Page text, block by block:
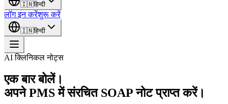
🇮🇳हिन्दी
लॉग इन करेंशुरू करें
🇮🇳हिन्दी
AI क्लिनिकल नोट्स
एक बार बोलें।
अपने PMS में संरचित SOAP नोट प्राप्त करें।